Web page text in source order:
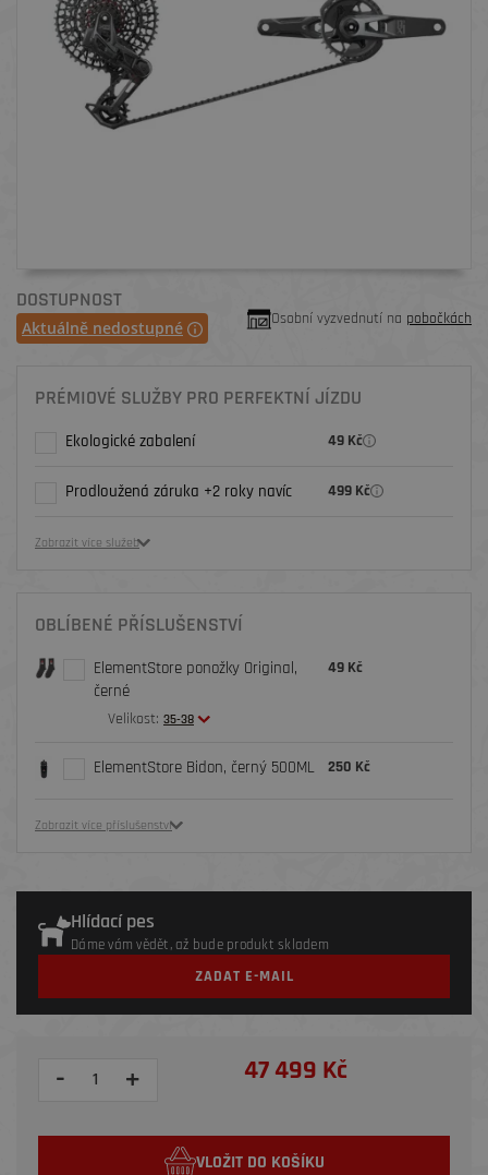
DOSTUPNOST
Aktuálně nedostupné Osobní vyzvednutí na pobočkách
PRÉMIOVÉ SLUŽBY PRO PERFEKTNÍ JÍZDU
Ekologické zabalení 49 Kč
Prodloužená záruka +2 roky navíc 499 Kč
Zobrazit více služeb
OBLÍBENÉ PŘÍSLUŠENSTVÍ
ElementStore ponožky Original,
černé
Velikost: 35-38
49 Kč
ElementStore Bidon, černý 500ML 250 Kč
Zobrazit více příslušenství
Hlídací pes
Dáme vám vědět, až bude produkt skladem
ZADAT E-MAIL
- + 47 499 Kč
VLOŽIT DO KOŠÍKU